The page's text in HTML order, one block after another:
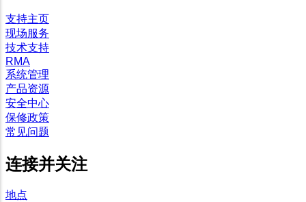
支持主页
现场服务
技术支持
RMA
系统管理
产品资源
安全中心
保修政策
常见问题
连接并关注
地点